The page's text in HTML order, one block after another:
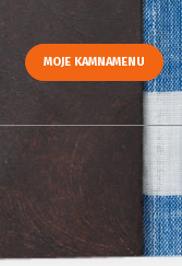
MOJE KAMNAMENU